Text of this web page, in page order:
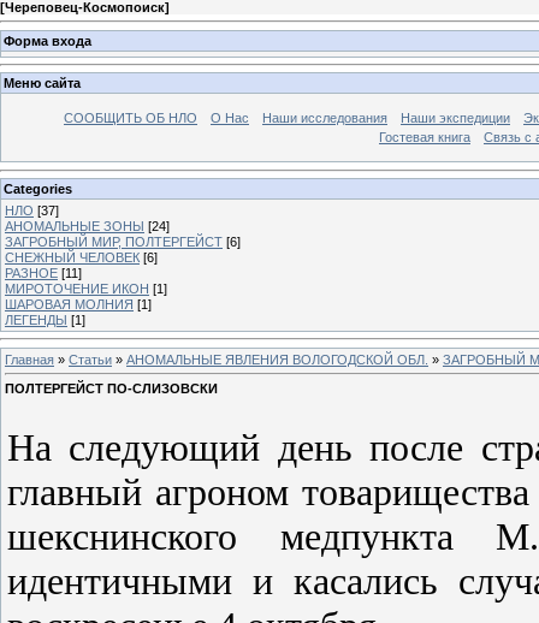
[Череповец-Космопоиск]
Форма входа
Меню сайта
СООБЩИТЬ ОБ НЛО О Нас Наши исследования Наши экспедиции
Гостевая книга
Связь с
Categories
НЛО [37]
АНОМАЛЬНЫЕ ЗОНЫ [24]
ЗАГРОБНЫЙ МИР, ПОЛТЕРГЕЙСТ [6]
СНЕЖНЫЙ ЧЕЛОВЕК [6]
РАЗНОЕ [11]
МИРОТОЧЕНИЕ ИКОН [1]
ШАРОВАЯ МОЛНИЯ [1]
ЛЕГЕНДЫ [1]
Главная » Статьи » АНОМАЛЬНЫЕ ЯВЛЕНИЯ ВОЛОГОДСКОЙ ОБЛ. » ЗАГРОБНЫЙ
ПОЛТЕРГЕЙСТ ПО-СЛИЗОВСКИ
На следующий день после
главный агроном товарищества
шекснинского медпункта
идентичными и касались